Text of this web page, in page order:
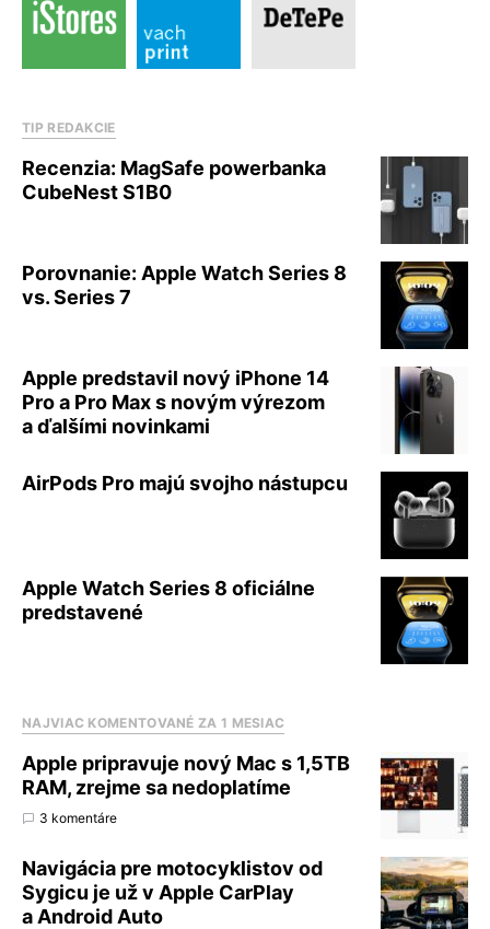
TIP REDAKCIE
Recenzia: MagSafe powerbanka
CubeNest S1B0
Porovnanie: Apple Watch Series 8
vs. Series 7
Apple predstavil nový iPhone 14
Pro a Pro Max s novým výrezom
a ďalšími novinkami
AirPods Pro majú svojho nástupcu
Apple Watch Series 8 oficiálne
predstavené
NAJVIAC KOMENTOVANÉ ZA 1 MESIAC
Apple pripravuje nový Mac s 1,5TB
RAM, zrejme sa nedoplatíme
3 komentáre
Navigácia pre motocyklistov od
Sygicu je už v Apple CarPlay
a Android Auto